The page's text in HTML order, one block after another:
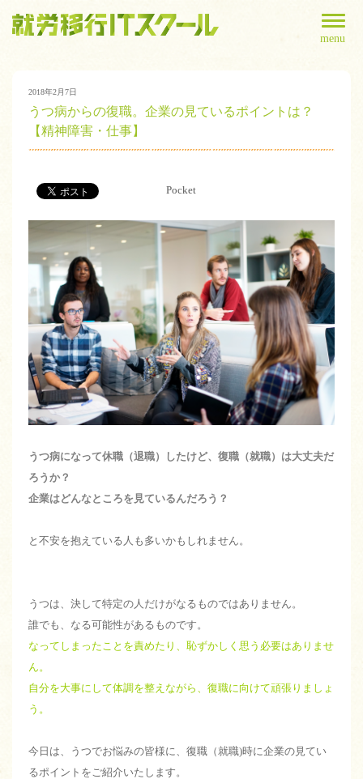
menu
2018年2月7日
うつ病からの復職。企業の見ているポイントは？
【精神障害・仕事】
Pocket
うつ病になって休職（退職）したけど、復職（就職）は大丈夫だ
ろうか？
企業はどんなところを見ているんだろう？
と不安を抱えている人も多いかもしれません。
うつは、決して特定の人だけがなるものではありません。
誰でも、なる可能性があるものです。
なってしまったことを責めたり、恥ずかしく思う必要はありませ
ん。
自分を大事にして体調を整えながら、復職に向けて頑張りましょ
う。
今日は、うつでお悩みの皆様に、復職（就職)時に企業の見てい
るポイントをご紹介いたします。